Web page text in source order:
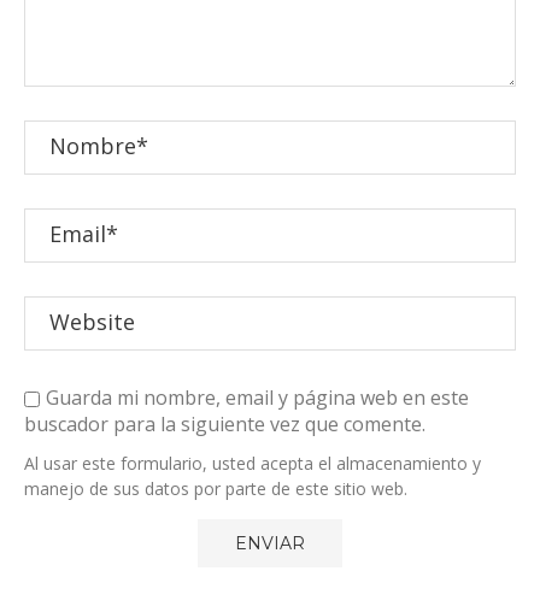
Guarda mi nombre, email y página web en este
buscador para la siguiente vez que comente.
Al usar este formulario, usted acepta el almacenamiento y
manejo de sus datos por parte de este sitio web.